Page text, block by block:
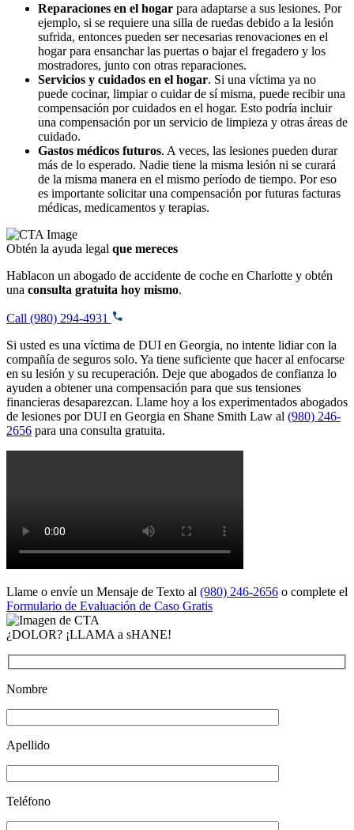
Reparaciones en el hogar para adaptarse a sus lesiones. Por
ejemplo, si se requiere una silla de ruedas debido a la lesión
sufrida, entonces pueden ser necesarias renovaciones en el
hogar para ensanchar las puertas o bajar el fregadero y los
mostradores, junto con otras reparaciones.
Servicios y cuidados en el hogar. Si una víctima ya no
puede cocinar, limpiar o cuidar de sí misma, puede recibir una
compensación por cuidados en el hogar. Esto podría incluir
una compensación por un servicio de limpieza y otras áreas de
cuidado.
Gastos médicos futuros. A veces, las lesiones pueden durar
más de lo esperado. Nadie tiene la misma lesión ni se curará
de la misma manera en el mismo período de tiempo. Por eso
es importante solicitar una compensación por futuras facturas
médicas, medicamentos y terapias.
Obtén la ayuda legal que mereces
Hablacon un abogado de accidente de coche en Charlotte y obtén
una consulta gratuita hoy mismo.
Call (980) 294-4931
Si usted es una víctima de DUI en Georgia, no intente lidiar con la
compañía de seguros solo. Ya tiene suficiente que hacer al enfocarse
en su lesión y su recuperación. Deje que abogados de confianza lo
ayuden a obtener una compensación para que sus tensiones
financieras desaparezcan. Llame hoy a los experimentados abogados
de lesiones por DUI en Georgia en Shane Smith Law al (980) 246-
2656 para una consulta gratuita.
Llame o envíe un Mensaje de Texto al (980) 246-2656 o complete el
Formulario de Evaluación de Caso Gratis
¿DOLOR? ¡LLAMA a sHANE!
Nombre
Apellido
Teléfono